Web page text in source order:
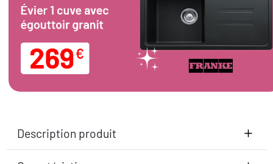
Description produit